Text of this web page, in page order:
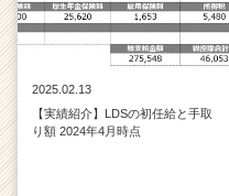
2025.02.13
【実績紹介】LDSの初任給と手取
り額 2024年4月時点